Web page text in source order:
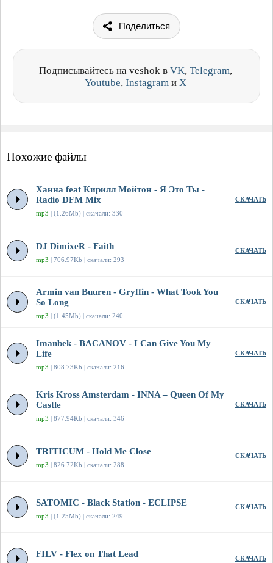
Поделиться
Подписывайтесь на veshok в VK, Telegram,
Youtube, Instagram и X
Похожие файлы
Ханна feat Кирилл Мойтон - Я Это Ты -
Radio DFM Mix
mp3 | (1.26Mb) | скачали: 330
СКАЧАТЬ
DJ DimixeR - Faith
mp3 | 706.97Kb | скачали: 293
СКАЧАТЬ
Armin van Buuren - Gryffin - What Took You
So Long
mp3 | (1.45Mb) | скачали: 240
СКАЧАТЬ
Imanbek - BACANOV - I Can Give You My
Life
mp3 | 808.73Kb | скачали: 216
СКАЧАТЬ
Kris Kross Amsterdam - INNA – Queen Of My
Castle
mp3 | 877.94Kb | скачали: 346
СКАЧАТЬ
TRITICUM - Hold Me Close
mp3 | 826.72Kb | скачали: 288
СКАЧАТЬ
SATOMIC - Black Station - ECLIPSE
mp3 | (1.25Mb) | скачали: 249
СКАЧАТЬ
FILV - Flex on That Lead СКАЧАТЬ